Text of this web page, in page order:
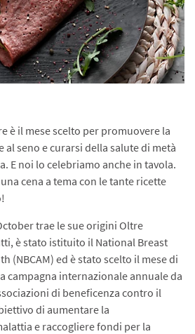
è il mese scelto per promuovere la
seno e curarsi della salute di metà
E noi lo celebriamo anche in tavola.
cena a tema con le tante ricette
trae le sue origini Oltre
è stato istituito il National Breast
(NBCAM) ed è stato scelto il mese di
campagna internazionale annuale da
di beneficenza contro il
di aumentare la
e raccogliere fondi per la